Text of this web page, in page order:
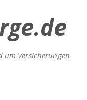
um Versicherungen